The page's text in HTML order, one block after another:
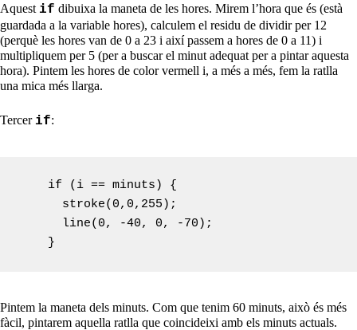
Aquest if dibuixa la maneta de les hores. Mirem l’hora que és (està
guardada a la variable hores), calculem el residu de dividir per 12
(perquè les hores van de 0 a 23 i així passem a hores de 0 a 11) i
multipliquem per 5 (per a buscar el minut adequat per a pintar aquesta
hora). Pintem les hores de color vermell i, a més a més, fem la ratlla
una mica més llarga.
Tercer if:
    if (i == minuts) {
      stroke(0,0,255);
      line(0, -40, 0, -70);
Pintem la maneta dels minuts. Com que tenim 60 minuts, això és més
fàcil, pintarem aquella ratlla que coincideixi amb els minuts actuals.